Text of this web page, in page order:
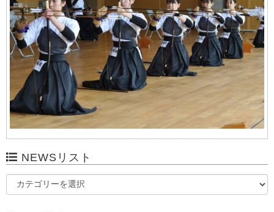
NEWSリスト